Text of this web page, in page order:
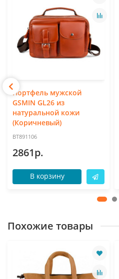
Портфель мужской
GSMIN GL26 из
натуральной кожи
(Коричневый)
BT891106
2861р.
В корзину
Похожие товары